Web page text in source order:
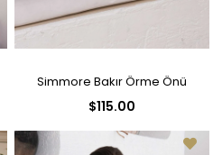
Simmore Bakır Örme Önü
$115.00